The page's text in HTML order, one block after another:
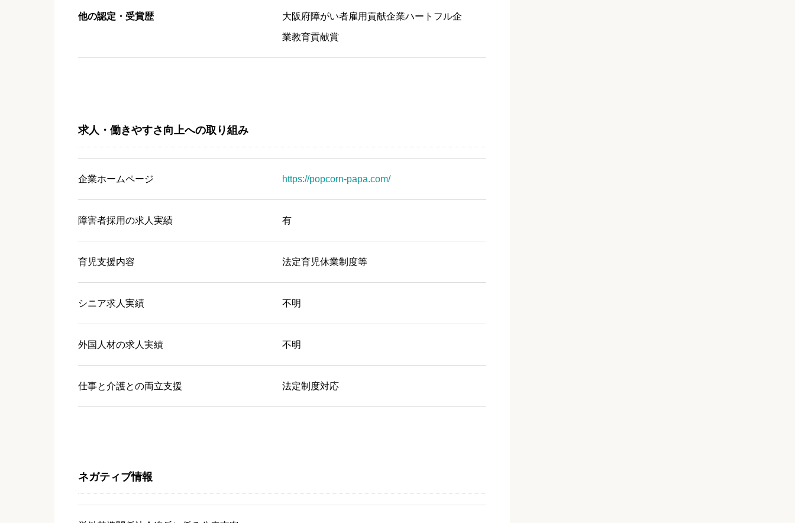
他の認定・受賞歴 大阪府障がい者雇用貢献企業ハートフル企
業教育貢献賞
求人・働きやすさ向上への取り組み
企業ホームページ https://popcorn-papa.com/
障害者採用の求人実績 有
育児支援内容 法定育児休業制度等
シニア求人実績 不明
外国人材の求人実績 不明
仕事と介護との両立支援 法定制度対応
ネガティブ情報